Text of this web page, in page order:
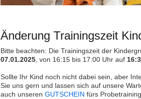
Änderung Trainingszeit
Bitte beachten: Die Trainingszeit der
07.01.2025, von 16:15 bis 17:00 Uhr auf
Sollte Ihr Kind noch nicht dabei sein, aber
Sie uns gern und lassen sich auf unsere
auch unseren GUTSCHEIN fürs